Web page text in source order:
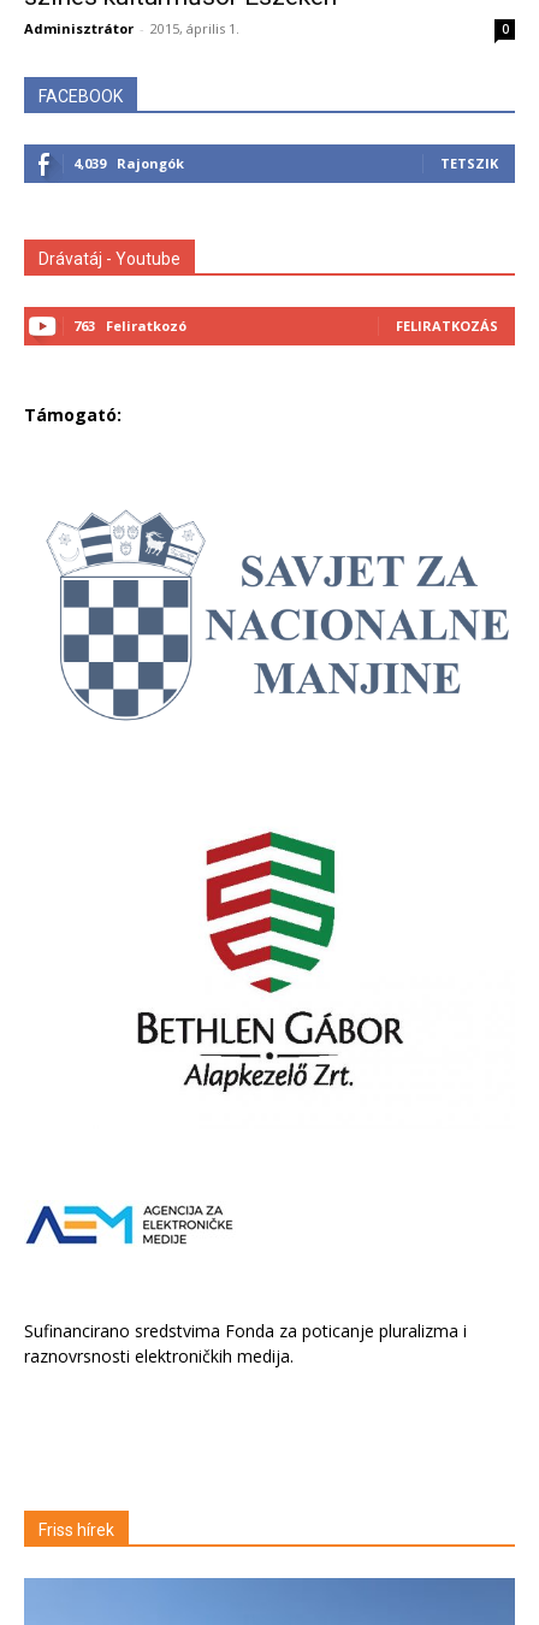
Adminisztrátor - 2015, április 1. 0
FACEBOOK
4,039 Rajongók TETSZIK
Drávatáj - Youtube
763 Feliratkozó FELIRATKOZÁS
Támogató:
Sufinancirano sredstvima Fonda za poticanje pluralizma i
raznovrsnosti elektroničkih medija.
Friss hírek